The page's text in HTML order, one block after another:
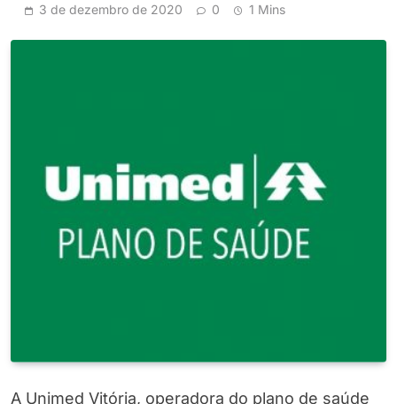
3 de dezembro de 2020 0 1 Mins
A Unimed Vitória, operadora do plano de saúde